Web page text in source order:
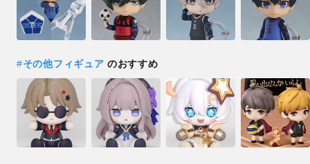
#その他フィギュア のおすすめ